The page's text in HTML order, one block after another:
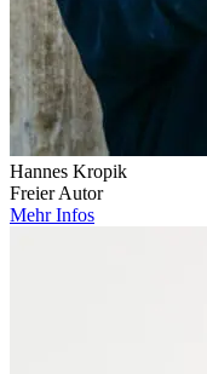
Hannes Kropik
Freier Autor
Mehr Infos